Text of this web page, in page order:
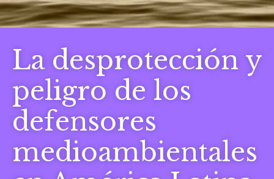
La desprotección y
peligro de los
defensores
medioambientales